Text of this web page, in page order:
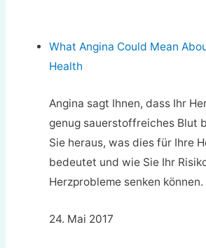
What Angina Could Mean
Health
Angina sagt Ihnen, dass Ihr
genug sauerstoffreiches Blut
Sie heraus, was dies für Ihre
bedeutet und wie Sie Ihr
Herzprobleme senken können.
24. Mai 2017